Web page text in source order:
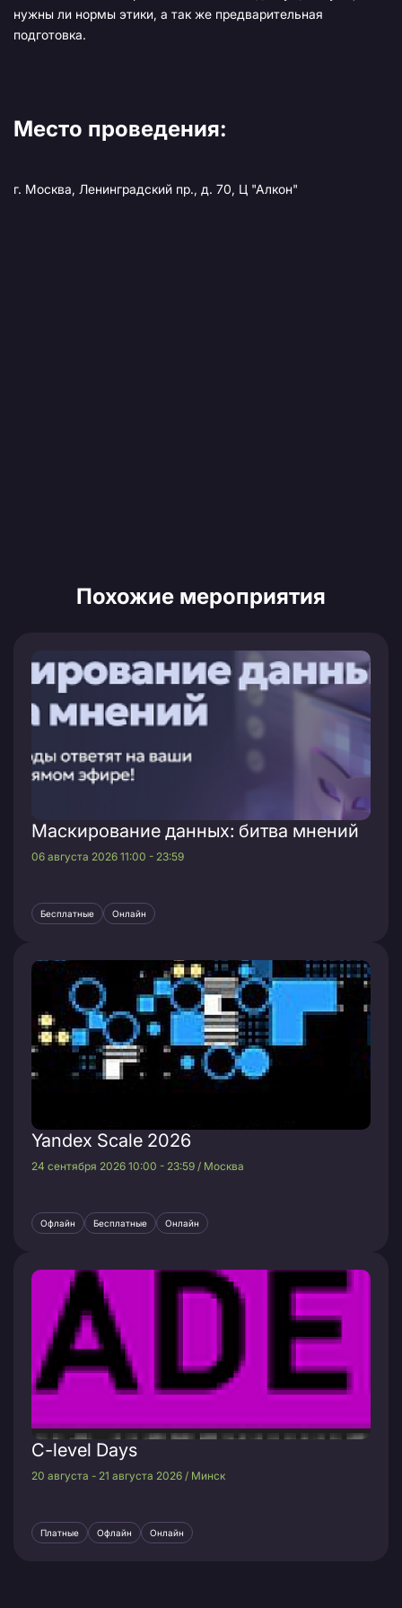
нужны ли нормы этики, а так же предварительная
подготовка.
Место проведения:
г. Москва, Ленинградский пр., д. 70, Ц "Алкон"
Похожие мероприятия
Маскирование данных: битва мнений
06 августа 2026 11:00 - 23:59
Бесплатные Онлайн
Yandex Scale 2026
24 сентября 2026 10:00 - 23:59 / Москва
Офлайн Бесплатные Онлайн
C-level Days
20 августа - 21 августа 2026 / Минск
Платные Офлайн Онлайн